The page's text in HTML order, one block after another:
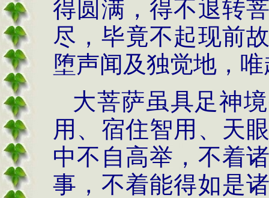
得圆满，得不退转
尽，毕竟不起现前
堕声闻及独觉地，
大菩萨虽具足神
用、宿住智用、天
中不自高举，不着
事，不着能得如是